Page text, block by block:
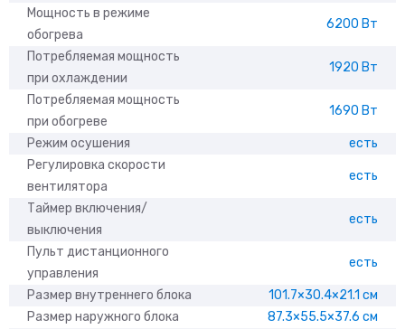
Мощность в режиме
обогрева
6200 Вт
Потребляемая мощность
при охлаждении
1920 Вт
Потребляемая мощность
при обогреве
1690 Вт
Режим осушения
есть
Регулировка скорости
вентилятора
есть
Таймер включения/
выключения
есть
Пульт дистанционного
управления
есть
Размер внутреннего блока
101.7×30.4×21.1 см
Размер наружного блока
87.3×55.5×37.6 см